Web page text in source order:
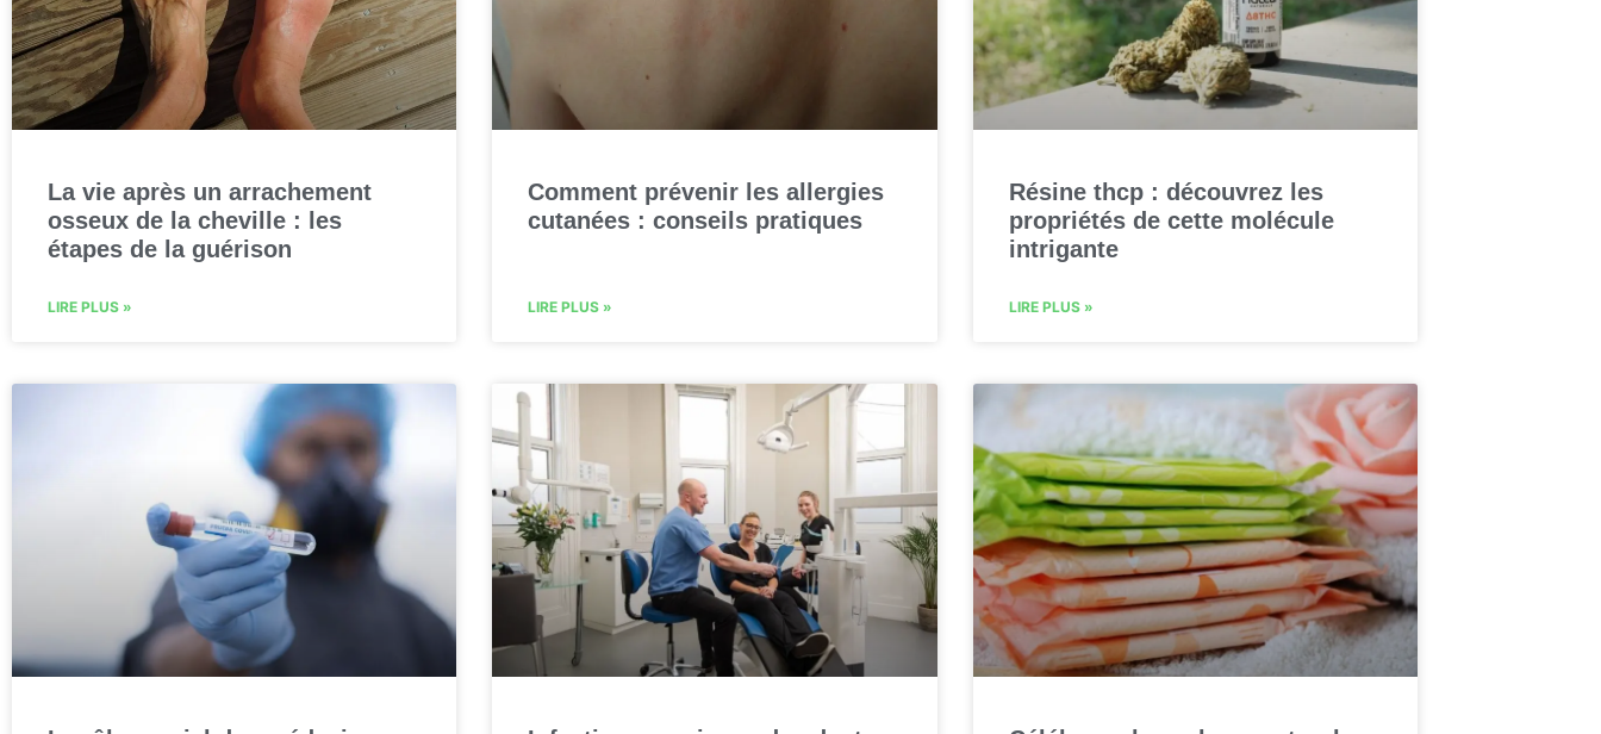
La vie après un arrachement
osseux de la cheville : les
étapes de la guérison
LIRE PLUS »
Comment prévenir les allergies
cutanées : conseils pratiques
LIRE PLUS »
Résine thcp : découvrez les
propriétés de cette molécule
intrigante
LIRE PLUS »